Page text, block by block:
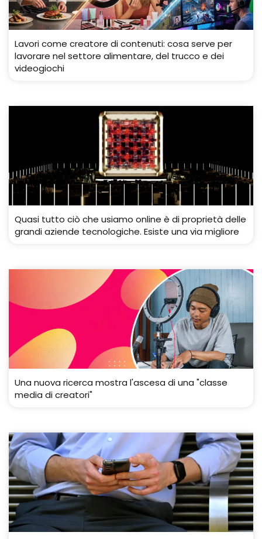
Lavori come creatore di contenuti: cosa serve per
lavorare nel settore alimentare, del trucco e dei
videogiochi
Quasi tutto ciò che usiamo online è di proprietà delle
grandi aziende tecnologiche. Esiste una via migliore
Una nuova ricerca mostra l'ascesa di una "classe
media di creatori"